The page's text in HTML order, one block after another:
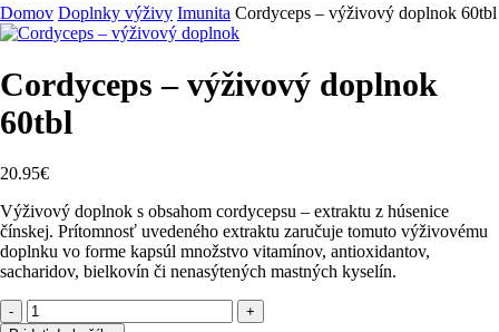
Domov Doplnky výživy Imunita Cordyceps – výživový doplnok 60tbl
Cordyceps – výživový doplnok
60tbl
20.95€
Výživový doplnok s obsahom cordycepsu – extraktu z húsenice
čínskej. Prítomnosť uvedeného extraktu zaručuje tomuto výživovému
doplnku vo forme kapsúl množstvo vitamínov, antioxidantov,
sacharidov, bielkovín či nenasýtených mastných kyselín.
množstvo